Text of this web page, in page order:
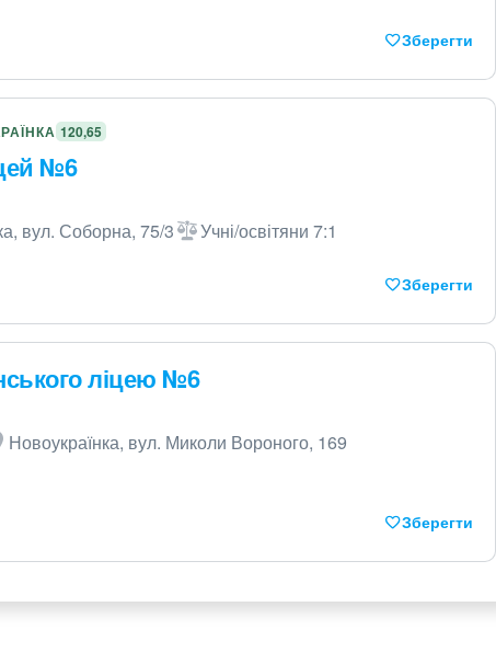
Зберегти
120,65
№6
вул. Соборна, 75/3 Учні/освітяни 7:1
Зберегти
ліцею №6
Новоукраїнка, вул. Миколи Вороного, 169
Зберегти